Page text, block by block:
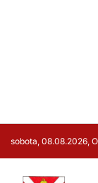
sobota, 08.08.2026,